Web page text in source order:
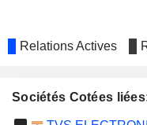
Relations Actives
Sociétés Cotées